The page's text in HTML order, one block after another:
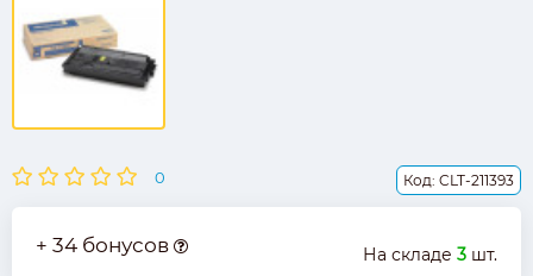
0 Код: CLT-211393
На складе 3 шт.
+ 34 бонусов